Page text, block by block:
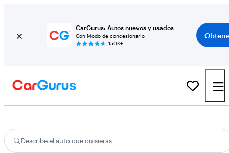
CarGurus: Autos nuevos y usados
Con Modo de concesionario
150K+
Describe el auto que quisieras